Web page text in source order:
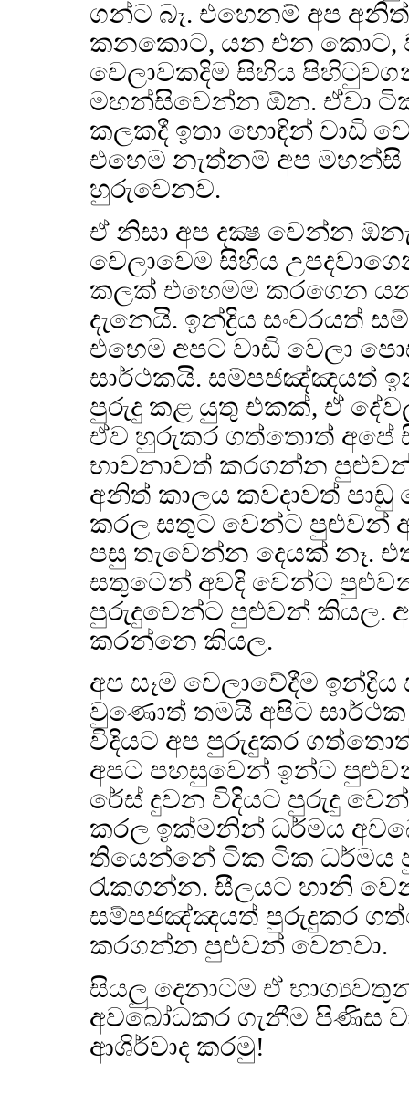
ගන්ට බෑ. එහෙනම් අප
කනකොට, යන එන කොට,
වෙලාවකදිම සිහිය
මහන්සිවෙන්න ඕන. ඒවා
කලකදී ඉතා හොඳින් වාඩි
එහෙම නැත්නම් අප මහන්සි
හුරුවෙනව.
ඒ නිසා අප දක්‍ෂ වෙන්න
වෙලාවෙම සිහිය
කලක් එහෙමම කරගෙන
දැනෙයි. ඉන්ද්‍රිය
එහෙම අපට වාඩි වෙලා
සාර්ථකයි. සම්පජඤ්ඤයත්
පුරුදු කළ යුතු එකක්, ඒ
ඒව හුරුකර ගත්තොත් අපේ
භාවනාවත් කරගන්න
අනිත් කාලය කවදාවත්
කරල සතුට වෙන්ට පුළුවන්
පසු තැවෙන්න දෙයක් නෑ.
සතුටෙන් අවදි වෙන්ට
පුරුදුවෙන්ට පුළුවන් කියල.
කරන්නෙ කියල.
අප සෑම වෙලාවේදීම
වුණොත් තමයි අපිට
විදියට අප පුරුදුකර
අපට පහසුවෙන් ඉන්ට
රේස් දුවන විදියට පුරුදු
කරල ඉක්මනින් ධර්මය
තියෙන්නේ ටික ටික ධර්මය
රැකගන්න. සීලයට හානි
සම්පජඤ්ඤයත් පුරුදුකර
කරගන්න පුළුවන් වෙනවා.
සියලු දෙනාටම ඒ
අවබෝධකර ගැනීම පිණිස
ආශිර්වාද කරමු!